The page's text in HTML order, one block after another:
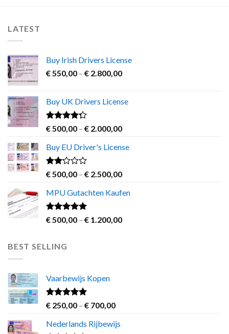
LATEST
Buy Irish Drivers License
€550,00 – € 2.800,00Price
through
Buy UK Drivers License
Rated
out
of 5
€500,00 – € 2.000,00Price
€ 500,00
€ 2.000,00
Buy EU Driver's License
Rated
out
of 5
€500,00 – € 2.500,00Price
€ 500,00
€ 2.500,00
MPU Gutachten Kaufen
Rated5.00
out of 5
€500,00 – € 1.200,00Price
BEST SELLING
Vaarbewijs Kopen
Rated4.63
out of 5
€ 250,00 – € 700,00Price
€ 250,00
Nederlands Rijbewijs